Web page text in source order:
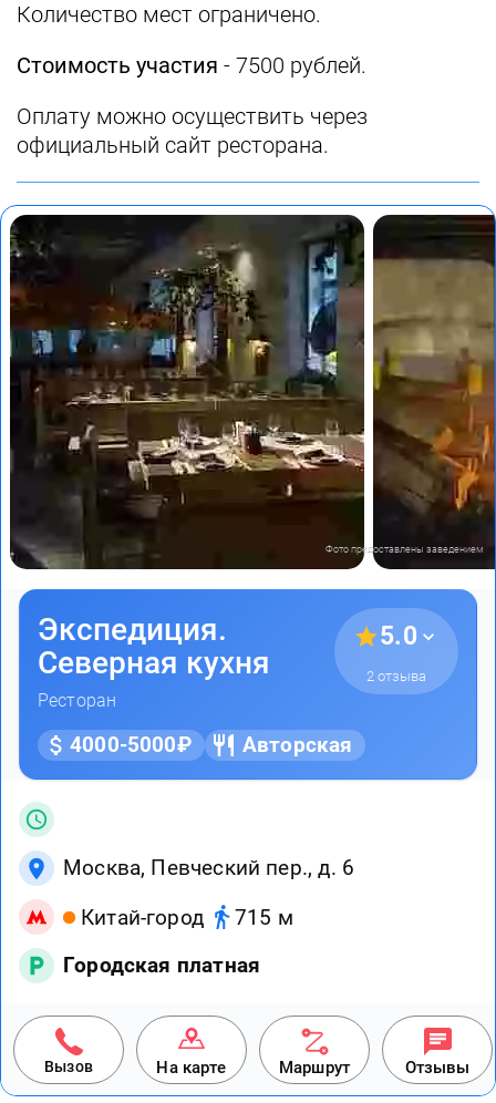
Количество мест ограничено.
Стоимость участия - 7500 рублей.
Оплату можно осуществить через
официальный сайт ресторана.
Фото предоставлены заведением
Экспедиция.
Северная кухня
Ресторан
5.0
2 отзыва
4000-5000₽ Авторская
Москва, Певческий пер., д. 6
Китай-город
715 м
Городская платная
Вызов На карте Маршрут Отзывы